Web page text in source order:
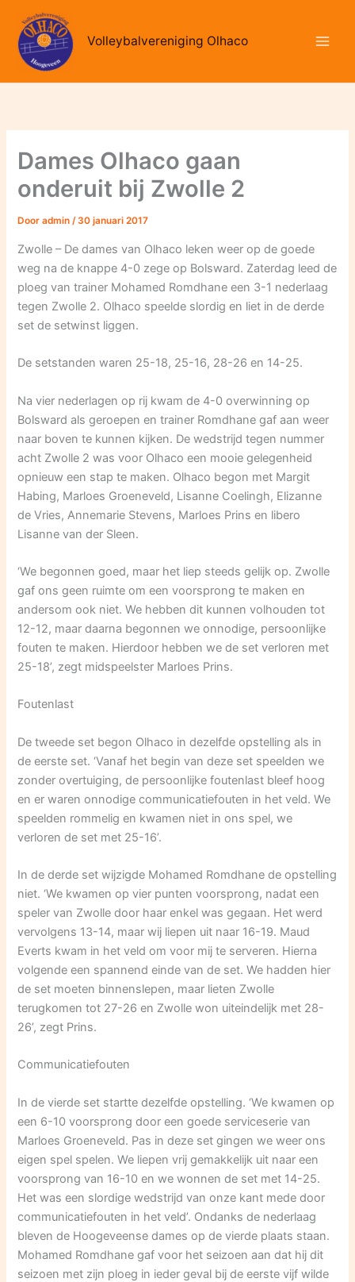
naar
inhoud
Volleybalvereniging Olhaco
Dames Olhaco gaan
onderuit bij Zwolle 2
Dooradmin/ 30 januari 2017
Zwolle – De dames van Olhaco leken weer op de goede
weg na de knappe 4-0 zege op Bolsward. Zaterdag leed de
ploeg van trainer Mohamed Romdhane een 3-1 nederlaag
tegen Zwolle 2. Olhaco speelde slordig en liet in de derde
set de setwinst liggen.
De setstanden waren 25-18, 25-16, 28-26 en 14-25.
Na vier nederlagen op rij kwam de 4-0 overwinning op
Bolsward als geroepen en trainer Romdhane gaf aan weer
naar boven te kunnen kijken. De wedstrijd tegen nummer
acht Zwolle 2 was voor Olhaco een mooie gelegenheid
opnieuw een stap te maken. Olhaco begon met Margit
Habing, Marloes Groeneveld, Lisanne Coelingh, Elizanne
de Vries, Annemarie Stevens, Marloes Prins en libero
Lisanne van der Sleen.
‘We begonnen goed, maar het liep steeds gelijk op. Zwolle
gaf ons geen ruimte om een voorsprong te maken en
andersom ook niet. We hebben dit kunnen volhouden tot
12-12, maar daarna begonnen we onnodige, persoonlijke
fouten te maken. Hierdoor hebben we de set verloren met
25-18’, zegt midspeelster Marloes Prins.
Foutenlast
De tweede set begon Olhaco in dezelfde opstelling als in
de eerste set. ‘Vanaf het begin van deze set speelden we
zonder overtuiging, de persoonlijke foutenlast bleef hoog
en er waren onnodige communicatiefouten in het veld. We
speelden rommelig en kwamen niet in ons spel, we
verloren de set met 25-16’.
In de derde set wijzigde Mohamed Romdhane de opstelling
niet. ‘We kwamen op vier punten voorsprong, nadat een
speler van Zwolle door haar enkel was gegaan. Het werd
vervolgens 13-14, maar wij liepen uit naar 16-19. Maud
Everts kwam in het veld om voor mij te serveren. Hierna
volgende een spannend einde van de set. We hadden hier
de set moeten binnenslepen, maar lieten Zwolle
terugkomen tot 27-26 en Zwolle won uiteindelijk met 28-
26’, zegt Prins.
Communicatiefouten
In de vierde set startte dezelfde opstelling. ‘We kwamen op
een 6-10 voorsprong door een goede serviceserie van
Marloes Groeneveld. Pas in deze set gingen we weer ons
eigen spel spelen. We liepen vrij gemakkelijk uit naar een
voorsprong van 16-10 en we wonnen de set met 14-25.
Het was een slordige wedstrijd van onze kant mede door
communicatiefouten in het veld’. Ondanks de nederlaag
bleven de Hoogeveense dames op de vierde plaats staan.
Mohamed Romdhane gaf voor het seizoen aan dat hij dit
seizoen met zijn ploeg in ieder geval bij de eerste vijf wilde